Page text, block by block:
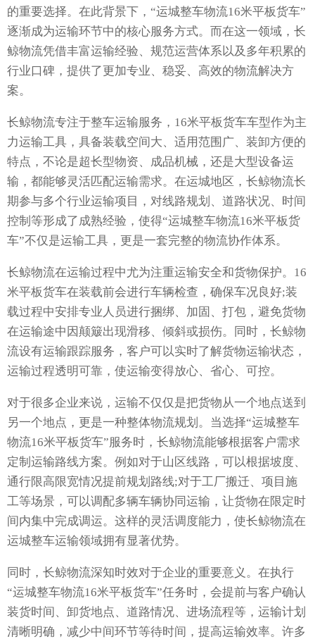
的重要选择。在此背景下，“运城整车物流16米平板货车”
逐渐成为运输环节中的核心服务方式。而在这一领域，长
鲸物流凭借丰富运输经验、规范运营体系以及多年积累的
行业口碑，提供了更加专业、稳妥、高效的物流解决方
案。
长鲸物流专注于整车运输服务，16米平板货车车型作为主
力运输工具，具备装载空间大、适用范围广、装卸方便的
特点，不论是超长型物资、成品机械，还是大型设备运
输，都能够灵活匹配运输需求。在运城地区，长鲸物流长
期参与多个行业运输项目，对线路规划、道路状况、时间
控制等形成了成熟经验，使得“运城整车物流16米平板货
车”不仅是运输工具，更是一套完整的物流协作体系。
长鲸物流在运输过程中尤为注重运输安全和货物保护。16
米平板货车在装载前会进行车辆检查，确保车况良好;装
载过程中安排专业人员进行捆绑、加固、打包，避免货物
在运输途中因颠簸出现滑移、倾斜或损伤。同时，长鲸物
流设有运输跟踪服务，客户可以实时了解货物运输状态，
运输过程透明可靠，使运输变得放心、省心、可控。
对于很多企业来说，运输不仅仅是把货物从一个地点送到
另一个地点，更是一种整体物流规划。当选择“运城整车
物流16米平板货车”服务时，长鲸物流能够根据客户需求
定制运输路线方案。例如对于山区线路，可以根据坡度、
通行限高限宽情况提前规划路线;对于工厂搬迁、项目施
工等场景，可以调配多辆车辆协同运输，让货物在限定时
间内集中完成调运。这样的灵活调度能力，使长鲸物流在
运城整车运输领域拥有显著优势。
同时，长鲸物流深知时效对于企业的重要意义。在执行
“运城整车物流16米平板货车”任务时，会提前与客户确认
装货时间、卸货地点、道路情况、进场流程等，运输计划
清晰明确，减少中间环节等待时间，提高运输效率。许多